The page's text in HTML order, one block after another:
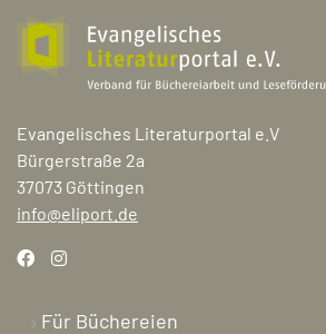
Evangelisches Literaturportal e.V
Bürgerstraße 2a
37073 Göttingen
info@eliport.de
Für Büchereien